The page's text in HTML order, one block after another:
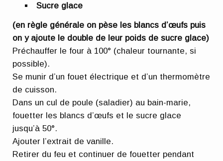
Sucre glace
(en règle générale on pèse les blancs d’œufs puis
on y ajoute le double de leur poids de sucre glace)
Préchauffer le four à 100° (chaleur tournante, si
possible).
Se munir d’un fouet électrique et d’un thermomètre
de cuisson.
Dans un cul de poule (saladier) au bain-marie,
fouetter les blancs d’œufs et le sucre glace
jusqu’à 50°.
Ajouter l’extrait de vanille.
Retirer du feu et continuer de fouetter pendant